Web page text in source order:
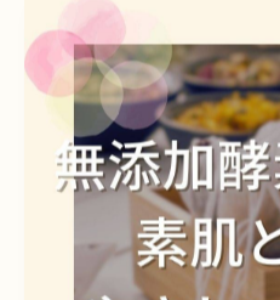
ドラッグストアでも話題の
近年、ドラッグストアでも発
増え、「発汗 入浴剤 ドラッ
キーワードで注目を集めて
入浴剤は、ナチュラル志向
ドラッグストアで手に入る